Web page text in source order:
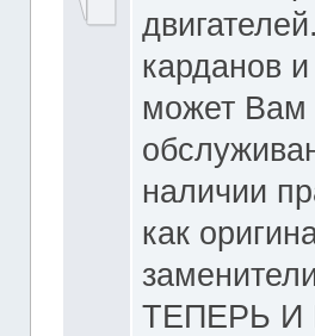
карданов
может Вам
наличии
как
ТЕПЕРЬ